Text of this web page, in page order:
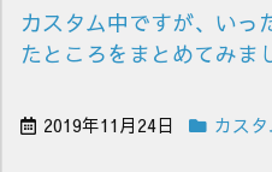
カスタム中ですが、いっ
たところをまとめてみま
2019年11月24日 カスタ